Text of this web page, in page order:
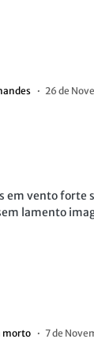
26 de
em vento forte
lamento
morto 7 de